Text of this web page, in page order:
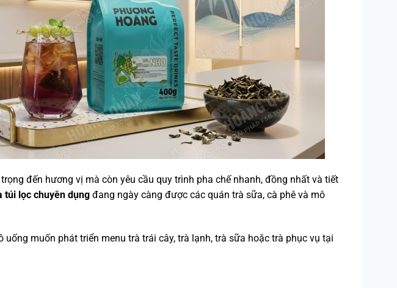
đến hương vị mà còn yêu cầu quy trình pha chế nhanh, đồng nhất và tiết
túi lọc chuyên dụngđang ngày càng được các quán trà sữa, cà phê và mô
muốn phát triển menu trà trái cây, trà lạnh, trà sữa hoặc trà phục vụ tại